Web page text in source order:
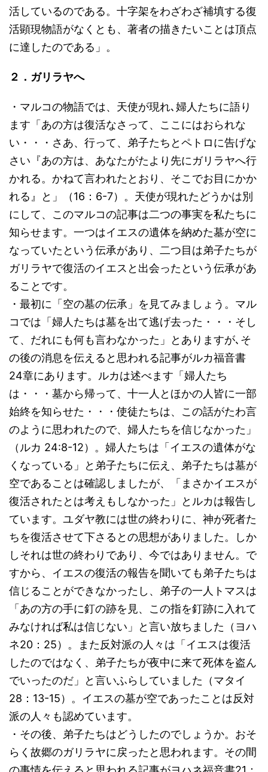
活しているのである。十字架をわざわざ補填する復
活顕現物語がなくとも、著者の描きたいことは頂点
に達したのである」。
２．ガリラヤへ
・マルコの物語では、天使が現れ､婦人たちに語り
ます「あの方は復活なさって、ここにはおられな
い・・・さあ、行って、弟子たちとペトロに告げな
さい『あの方は、あなたがたより先にガリラヤへ行
かれる。かねて言われたとおり、そこでお目にかか
れる』と」（16：6-7）。天使が現れたどうかは別
にして、このマルコの記事は二つの事実を私たちに
知らせます。一つはイエスの遺体を納めた墓が空に
なっていたという伝承があり、二つ目は弟子たちが
ガリラヤで復活のイエスと出会ったという伝承があ
ることです。
・最初に「空の墓の伝承」を見てみましょう。マル
コでは「婦人たちは墓を出て逃げ去った・・・そし
て、だれにも何も言わなかった」とありますが､そ
の後の消息を伝えると思われる記事がルカ福音書
24章にあります。ルカは述べます「婦人たち
は・・・墓から帰って、十一人とほかの人皆に一部
始終を知らせた・・・使徒たちは、この話がたわ言
のように思われたので、婦人たちを信じなかった」
（ルカ 24:8-12）。婦人たちは「イエスの遺体がな
くなっている」と弟子たちに伝え、弟子たちは墓が
空であることは確認しましたが、「まさかイエスが
復活されたとは考えもしなかった」とルカは報告し
ています。ユダヤ教には世の終わりに、神が死者た
ちを復活させて下さるとの思想がありました。しか
しそれは世の終わりであり、今ではありません。で
すから、イエスの復活の報告を聞いても弟子たちは
信じることができなかったし、弟子の一人トマスは
「あの方の手に釘の跡を見、この指を釘跡に入れて
みなければ私は信じない」と言い放ちました（ヨハ
ネ20：25）。また反対派の人々は「イエスは復活
したのではなく、弟子たちが夜中に来て死体を盗ん
でいったのだ」と言いふらしていました（マタイ
28：13-15）。イエスの墓が空であったことは反対
派の人々も認めています。
・その後、弟子たちはどうしたのでしょうか。おそ
らく故郷のガリラヤに戻ったと思われます。その間